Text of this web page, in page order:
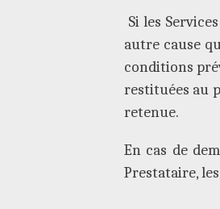
Si les
autre cause
conditions
restituées au
retenue.
En cas de
Prestataire,